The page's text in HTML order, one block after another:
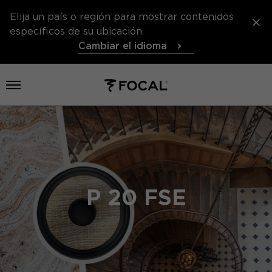
Elija un país o región para mostrar contenidos
específicos de su ubicación.
Cambiar el idioma
Abrir el menú
P 20 FSE